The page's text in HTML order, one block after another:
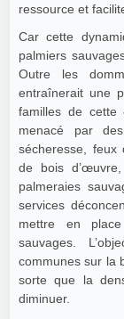
ressource et
Car cette
palmiers
Outre les
entraînerait une
familles de cette
menacé par
sécheresse, feux
de bois
palmeraies
services
mettre en
sauvages.
communes sur la
sorte que la
diminuer.